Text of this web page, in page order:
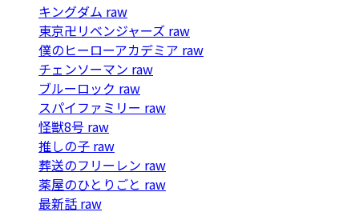
キングダム raw
東京卍リベンジャーズ raw
僕のヒーローアカデミア raw
チェンソーマン raw
ブルーロック raw
スパイファミリー raw
怪獣8号 raw
推しの子 raw
葬送のフリーレン raw
薬屋のひとりごと raw
最新話 raw